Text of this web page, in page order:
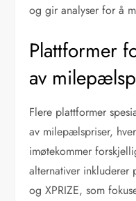
og gir analyser for å
Plattformer
av
Flere plattformer
av milepælspriser,
imøtekommer
alternativer inkluderer
og XPRIZE, som